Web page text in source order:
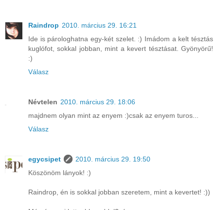
Raindrop 2010. március 29. 16:21
Ide is párologhatna egy-két szelet. :) Imádom a kelt tésztás
kuglófot, sokkal jobban, mint a kevert tésztásat. Gyönyörű!
:)
Válasz
Névtelen 2010. március 29. 18:06
majdnem olyan mint az enyem :)csak az enyem turos...
Válasz
egycsipet
2010. március 29. 19:50
Köszönöm lányok! :)
Raindrop, én is sokkal jobban szeretem, mint a kevertet! :))